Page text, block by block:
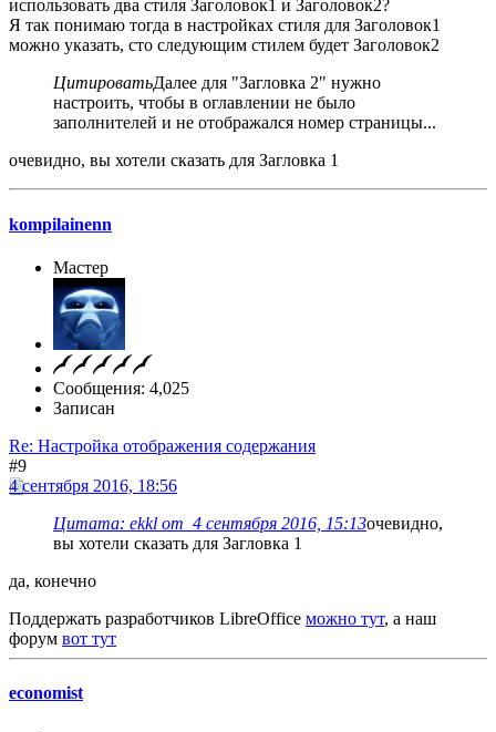
использовать два стиля Заголовок1 и Заголовок2?
Я так понимаю тогда в настройках стиля для Заголовок1
можно указать, сто следующим стилем будет Заголовок2
ЦитироватьДалее для "Загловка 2" нужно
настроить, чтобы в оглавлении не было
заполнителей и не отображался номер страницы...
очевидно, вы хотели сказать для Загловка 1
kompilainenn
Мастер
Сообщения: 4,025
Записан
Re: Настройка отображения содержания
#9
4 сентября 2016, 18:56
Цитата: ekkl от 4 сентября 2016, 15:13очевидно,
вы хотели сказать для Загловка 1
да, конечно
Поддержать разработчиков LibreOffice можно тут, а наш
форум вот тут
economist